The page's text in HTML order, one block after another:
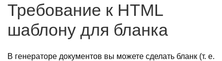
Требование к HTML
шаблону для бланка
В генераторе документов вы можете сделать бланк (т. е.